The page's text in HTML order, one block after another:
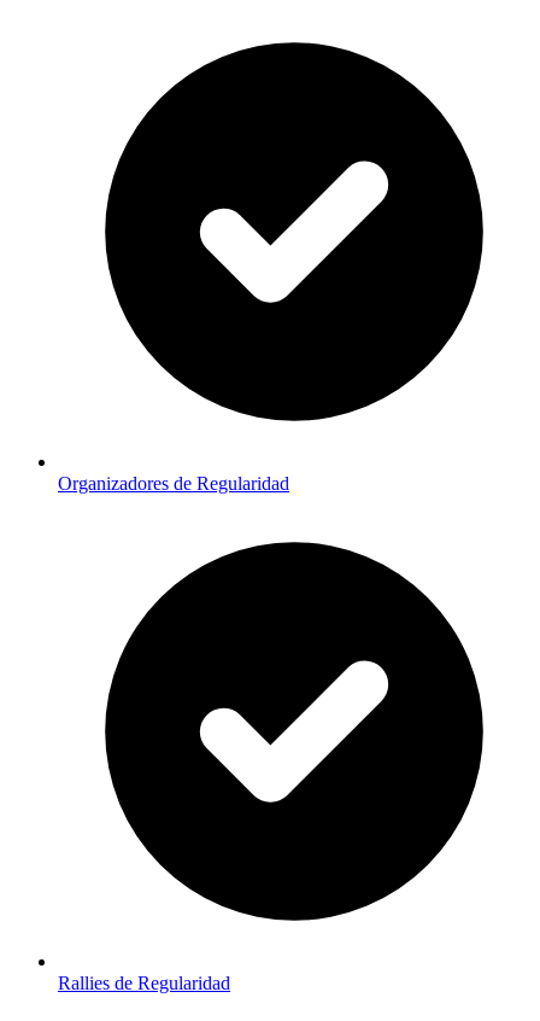
Organizadores de Regularidad
Rallies de Regularidad